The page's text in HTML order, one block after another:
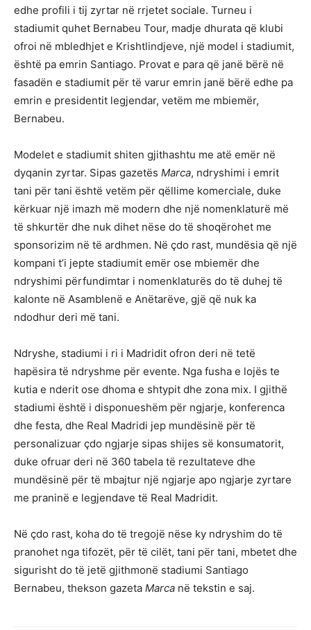
edhe profili i tij zyrtar në rrjetet sociale. Turneu i
stadiumit quhet Bernabeu Tour, madje dhurata që klubi
ofroi në mbledhjet e Krishtlindjeve, një model i stadiumit,
është pa emrin Santiago. Provat e para që janë bërë në
fasadën e stadiumit për të varur emrin janë bërë edhe pa
emrin e presidentit legjendar, vetëm me mbiemër,
Bernabeu.
Modelet e stadiumit shiten gjithashtu me atë emër në
dyqanin zyrtar. Sipas gazetës Marca, ndryshimi i emrit
tani për tani është vetëm për qëllime komerciale, duke
kërkuar një imazh më modern dhe një nomenklaturë më
të shkurtër dhe nuk dihet nëse do të shoqërohet me
sponsorizim në të ardhmen. Në çdo rast, mundësia që një
kompani t’i jepte stadiumit emër ose mbiemër dhe
ndryshimi përfundimtar i nomenklaturës do të duhej të
kalonte në Asamblenë e Anëtarëve, gjë që nuk ka
ndodhur deri më tani.
Ndryshe, stadiumi i ri i Madridit ofron deri në tetë
hapësira të ndryshme për evente. Nga fusha e lojës te
kutia e nderit ose dhoma e shtypit dhe zona mix. I gjithë
stadiumi është i disponueshëm për ngjarje, konferenca
dhe festa, dhe Real Madridi jep mundësinë për të
personalizuar çdo ngjarje sipas shijes së konsumatorit,
duke ofruar deri në 360 tabela të rezultateve dhe
mundësinë për të mbajtur një ngjarje apo ngjarje zyrtare
me praninë e legjendave të Real Madridit.
Në çdo rast, koha do të tregojë nëse ky ndryshim do të
pranohet nga tifozët, për të cilët, tani për tani, mbetet dhe
sigurisht do të jetë gjithmonë stadiumi Santiago
Bernabeu, thekson gazeta Marca në tekstin e saj.